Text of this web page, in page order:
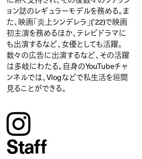
ョン誌のレギュラーモデルを務める。ま
た、映画「炎上シンデレラ」(’22)で映画
初主演を務めるほか、テレビドラマに
も出演するなど、女優としても活躍。
数々の広告に出演するなど、その活躍
は多岐にわたる。自身のYouTubeチャ
ンネルでは、Vlogなどで私生活を垣間
見ることができる。
instagram
Staff